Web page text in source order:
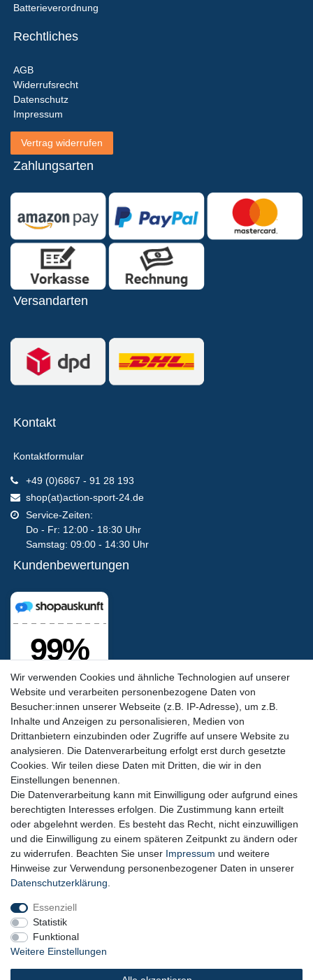
Wir verwenden Cookies und ähnliche Technologien auf unserer
Website und verarbeiten personenbezogene Daten von
Besucher:innen unserer Webseite (z.B. IP-Adresse), um z.B.
Inhalte und Anzeigen zu personalisieren, Medien von
Drittanbietern einzubinden oder Zugriffe auf unsere Website zu
analysieren. Die Datenverarbeitung erfolgt erst durch gesetzte
Cookies. Wir teilen diese Daten mit Dritten, die wir in den
Einstellungen benennen.
Die Datenverarbeitung kann mit Einwilligung oder aufgrund eines
berechtigten Interesses erfolgen. Die Zustimmung kann erteilt
oder abgelehnt werden. Es besteht das Recht, nicht einzuwilligen
und die Einwilligung zu einem späteren Zeitpunkt zu ändern oder
zu widerrufen. Beachten Sie unser Impressum und weitere
Hinweise zur Verwendung personenbezogener Daten in unserer
Daten­schutz­erklärung
Essenziell
Statistik
Funktional
Weitere Einstellungen
Batterieverordnung
Rechtliches
AGB
Widerrufsrecht
Datenschutz
Impressum
Vertrag widerrufen
Zahlungsarten
Versandarten
Kontakt
Kontaktformular
+49 (0)6867 - 91 28 193
shop(at)action-sport-24.de
Service-Zeiten:
Do - Fr: 12:00 - 18:30 Uhr
Samstag: 09:00 - 14:30 Uhr
Kundenbewertungen
Siegel & Zertifikate
SSL-Datensicherheit
Zur Übermittlung Ihrer persönlichen